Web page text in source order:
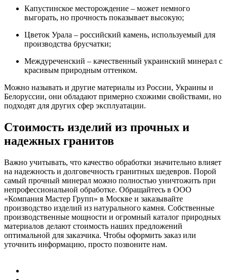
Капустинское месторождение – может немного
выгорать, но прочность показывает высокую;
Цветок Урала – российский камень, используемый для
производства брусчатки;
Междуреченский – качественный украинский минерал с
красивым природным оттенком.
Можно называть и другие материалы из России, Украины и
Белоруссии, они обладают примерно схожими свойствами, но
подходят для других сфер эксплуатации.
Стоимость изделий из прочных и
надежных гранитов
Важно учитывать, что качество обработки значительно влияет
на надежность и долговечность гранитных шедевров. Порой
самый прочный минерал можно полностью уничтожить при
непрофессиональной обработке. Обращайтесь в ООО
«Компания Мастер Групп» в Москве и заказывайте
производство изделий из натурального камня. Собственные
производственные мощности и огромный каталог природных
материалов делают стоимость наших предложений
оптимальной для заказчика. Чтобы оформить заказ или
уточнить информацию, просто позвоните нам.